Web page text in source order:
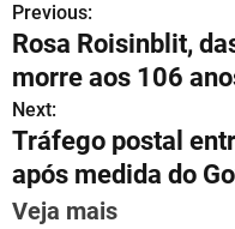
at
s
A
p
p
e
gr
a
m
c
e
b
o
o
P
o
s
t
n
Previous:
Rosa Roisinblit,
morre aos 106
Next:
Tráfego postal
após medida do
Veja mais